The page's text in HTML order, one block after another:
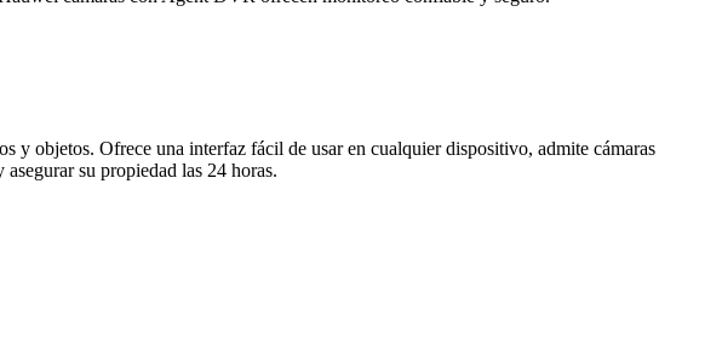
objetos. Ofrece una interfaz fácil de usar en cualquier dispositivo, admite cámaras
su propiedad las 24 horas.